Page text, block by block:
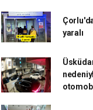
yaralı